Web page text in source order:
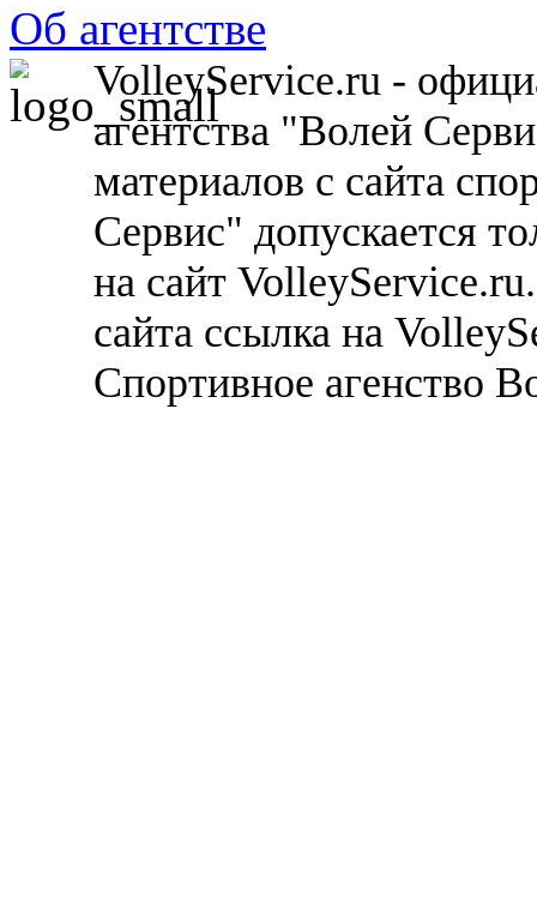
Об агентстве
VolleyService.ru -
агентства "Волей
материалов с сайта
Сервис" допускается
на сайт
сайта ссылка на
Спортивное агенство